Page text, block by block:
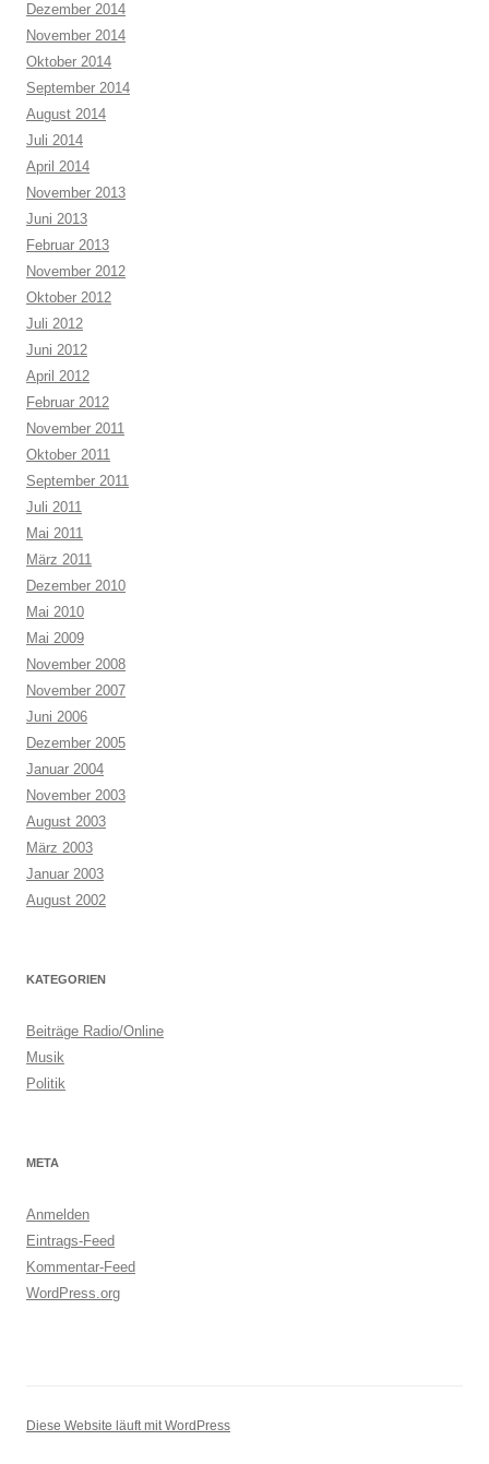
Dezember 2014
November 2014
Oktober 2014
September 2014
August 2014
Juli 2014
April 2014
November 2013
Juni 2013
Februar 2013
November 2012
Oktober 2012
Juli 2012
Juni 2012
April 2012
Februar 2012
November 2011
Oktober 2011
September 2011
Juli 2011
Mai 2011
März 2011
Dezember 2010
Mai 2010
Mai 2009
November 2008
November 2007
Juni 2006
Dezember 2005
Januar 2004
November 2003
August 2003
März 2003
Januar 2003
August 2002
KATEGORIEN
Beiträge Radio/Online
Musik
Politik
META
Anmelden
Eintrags-Feed
Kommentar-Feed
WordPress.org
Diese Website läuft mit WordPress